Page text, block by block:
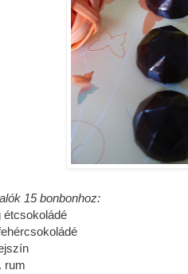
15 bonbonhoz:
étcsokoládé
rum